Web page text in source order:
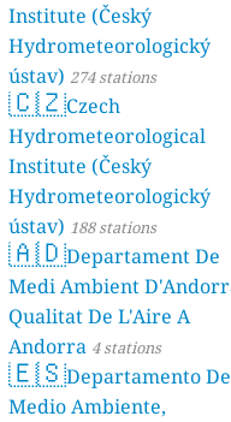
Institute (Český
Hydrometeorologický
ústav) 274 stations
🇨🇿Czech
Hydrometeorological
Institute (Český
Hydrometeorologický
ústav) 188 stations
🇦🇩Departament De
Medi Ambient
Qualitat De L'Aire A
Andorra 4 stations
🇪🇸Departamento De
Medio Ambiente,